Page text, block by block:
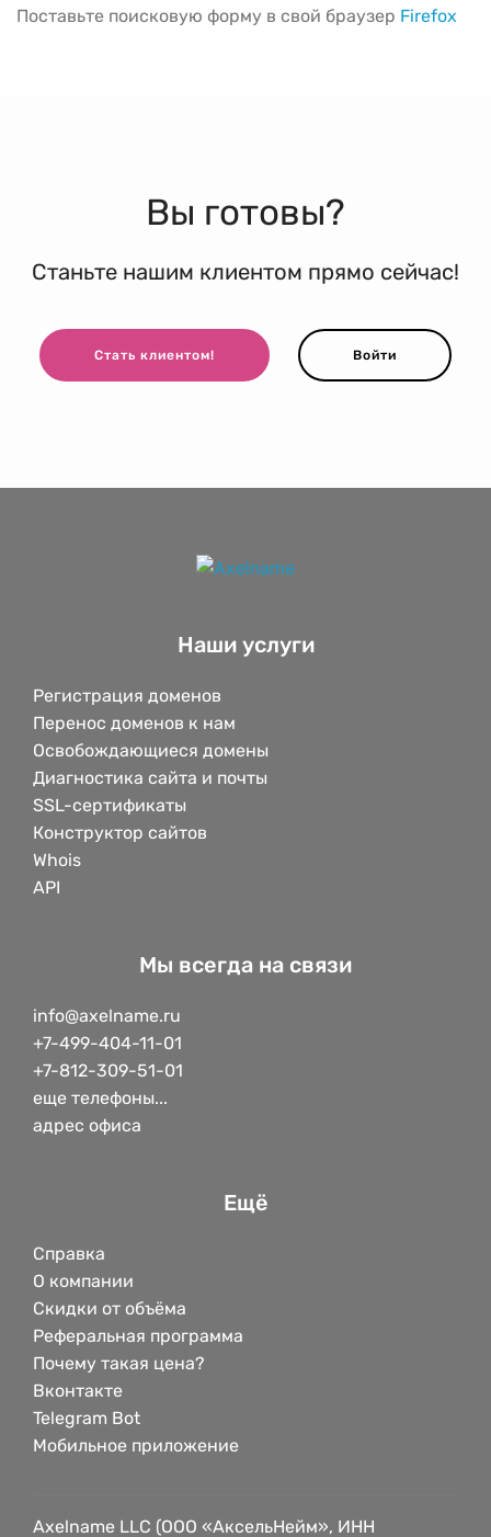
Поставьте поисковую форму в свой браузер Firefox
Вы готовы?
Станьте нашим клиентом прямо сейчас!
Стать клиентом! Войти
Наши услуги
Регистрация доменов
Перенос доменов к нам
Освобождающиеся домены
Диагностика сайта и почты
SSL-сертификаты
Конструктор сайтов
Whois
API
Мы всегда на связи
info@axelname.ru
+7-499-404-11-01
+7-812-309-51-01
еще телефоны...
адрес офиса
Ещё
Справка
О компании
Скидки от объёма
Реферальная программа
Почему такая цена?
Вконтакте
Telegram Bot
Мобильное приложение
Axelname LLC (ООО «АксельНейм», ИНН